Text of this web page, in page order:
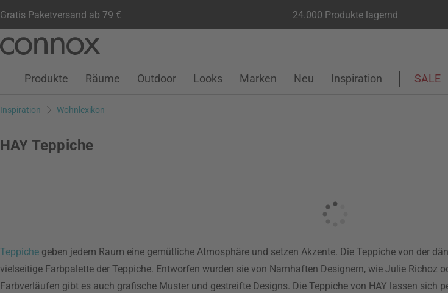
Gratis Paketversand ab 79 € 24.000 Produkte lagernd
Seiteninhalt
Suchfeld
Kundenkonto
Wunschliste
Warenkorb
Produkte Räume Outdoor Looks Marken Neu Inspiration SALE
Inspiration Wohnlexikon
HAY Teppiche
Teppiche geben jedem Raum eine gemütliche Atmosphäre und setzen Akzente. Die Teppiche von der
vielseitige Farbpalette der Teppiche. Entworfen wurden sie von Namhaften Designern, wie Julie Richoz
Farbverläufen gibt es auch grafische Muster und gestreifte Designs. Die Teppiche von HAY lassen sich